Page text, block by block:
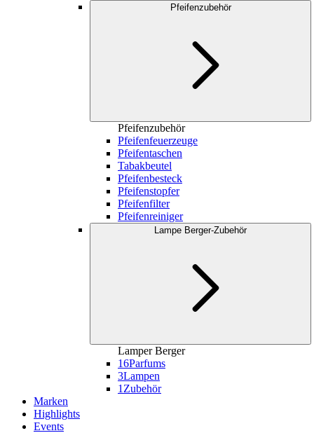
Pfeifenzubehör
Pfeifenzubehör
Pfeifenfeuerzeuge
Pfeifentaschen
Tabakbeutel
Pfeifenbesteck
Pfeifenstopfer
Pfeifenfilter
Pfeifenreiniger
Lampe Berger-Zubehör
Lamper Berger
16Parfums
3Lampen
1 Zubehör
Marken
Highlights
Events